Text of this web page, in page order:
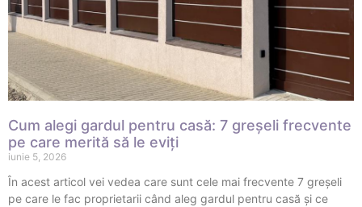
Cum alegi gardul pentru casă: 7 greșeli frecvente
pe care merită să le eviți
iunie 5, 2026
În acest articol vei vedea care sunt cele mai frecvente 7 greșeli
pe care le fac proprietarii când aleg gardul pentru casă și ce